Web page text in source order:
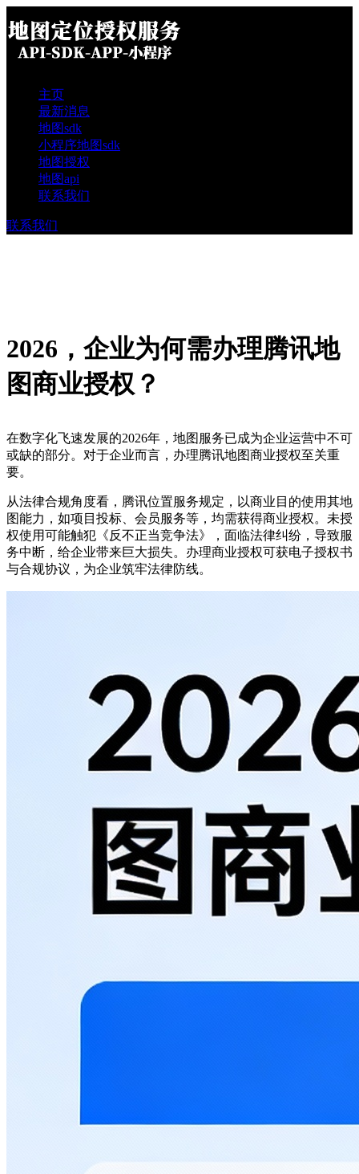
主页
最新消息
地图sdk
小程序地图sdk
地图授权
地图api
联系我们
联系我们
2026，企业为何需办理腾讯地
图商业授权？
在数字化飞速发展的2026年，地图服务已成为企业运营中不可
或缺的部分。对于企业而言，办理腾讯地图商业授权至关重
要。
从法律合规角度看，腾讯位置服务规定，以商业目的使用其地
图能力，如项目投标、会员服务等，均需获得商业授权。未授
权使用可能触犯《反不正当竞争法》，面临法律纠纷，导致服
务中断，给企业带来巨大损失。办理商业授权可获电子授权书
与合规协议，为企业筑牢法律防线。